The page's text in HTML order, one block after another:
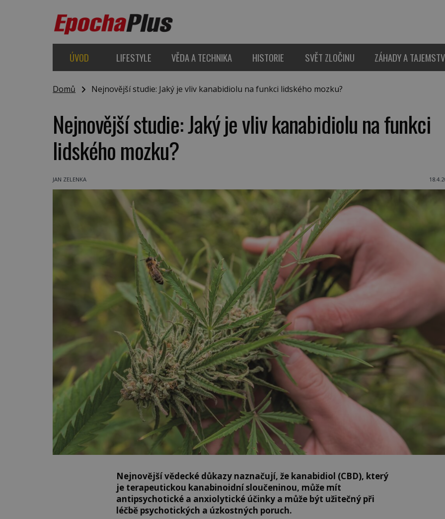
ÚVOD LIFESTYLE VĚDA A TECHNIKA HISTORIE SVĚT ZLOČINU ZÁHADY A
Domů Nejnovější studie: Jaký je vliv kanabidiolu na funkci lidského mozku?
Nejnovější studie: Jaký je vliv kanabidiolu na funkci
lidského mozku?
JAN ZELENKA
Nejnovější vědecké důkazy naznačují, že kanabidiol (CBD), který
je terapeutickou kanabinoidní sloučeninou, může mít
antipsychotické a anxiolytické účinky a může být užitečný při
léčbě psychotických a úzkostných poruch.